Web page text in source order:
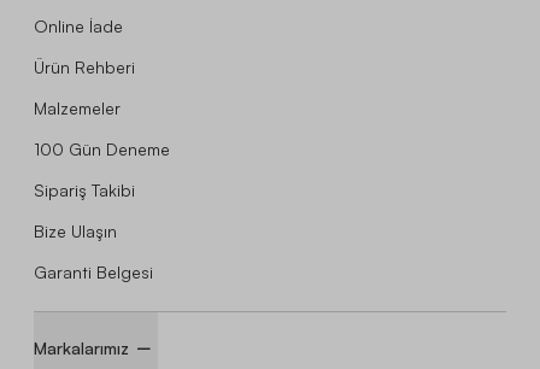
Online İade
Ürün Rehberi
Malzemeler
100 Gün Deneme
Sipariş Takibi
Bize Ulaşın
Garanti Belgesi
Markalarımız